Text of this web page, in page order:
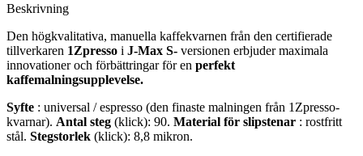
Beskrivning
Den högkvalitativa, manuella kaffekvarnen från den certifierade
tillverkaren 1Zpresso i J-Max S- versionen erbjuder maximala
innovationer och förbättringar för en perfekt
kaffemalningsupplevelse.
Syfte : universal / espresso (den finaste malningen från 1Zpresso-
kvarnar). Antal steg (klick): 90. Material för slipstenar : rostfritt
stål. Stegstorlek (klick): 8,8 mikron.